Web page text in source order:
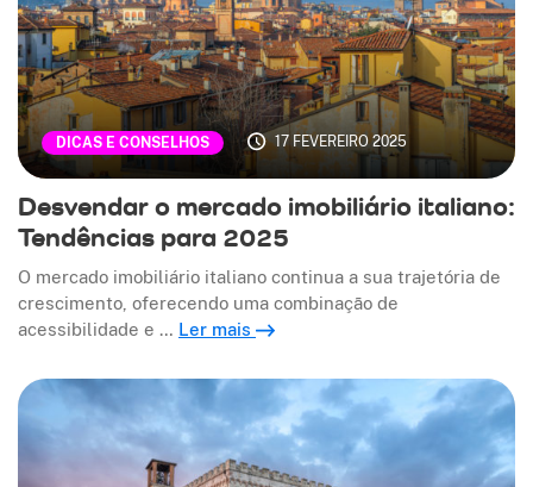
DICAS E CONSELHOS 17 FEVEREIRO 2025
Desvendar o mercado imobiliário italiano:
Tendências para 2025
O mercado imobiliário italiano continua a sua trajetória de
crescimento, oferecendo uma combinação de
acessibilidade e … Ler mais